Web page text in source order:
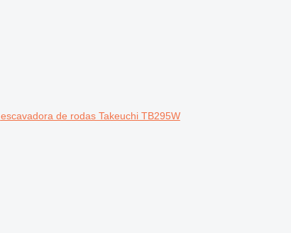
escavadora de rodas Takeuchi TB295W